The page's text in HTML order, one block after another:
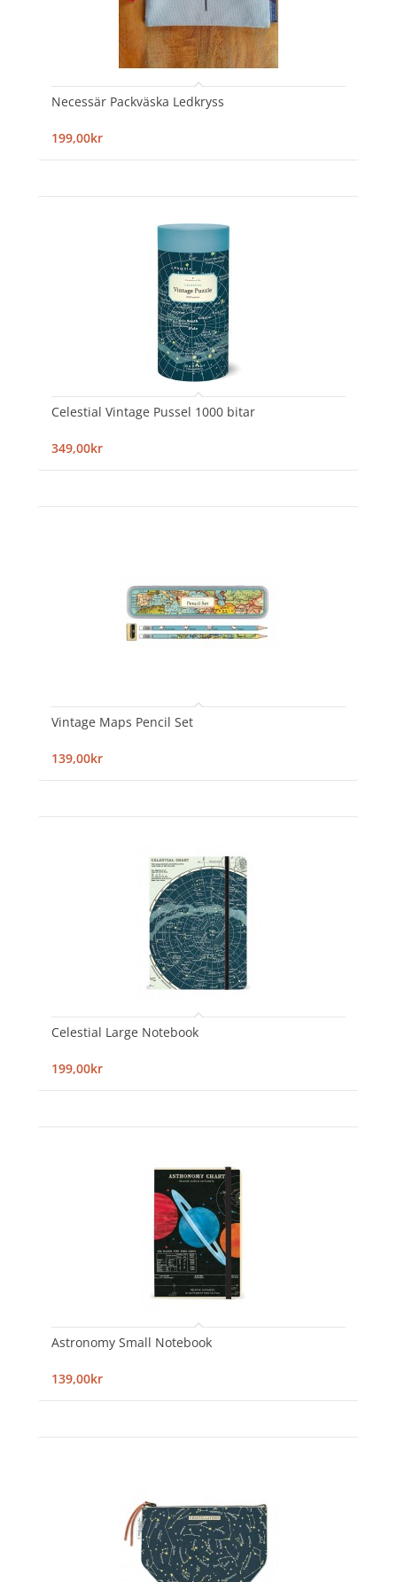
Necessär Packväska Ledkryss
199,00kr
Celestial Vintage Pussel 1000 bitar
349,00kr
Vintage Maps Pencil Set
139,00kr
Celestial Large Notebook
199,00kr
Astronomy Small Notebook
139,00kr